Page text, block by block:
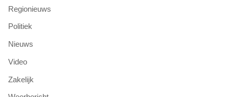
Regionieuws
Politiek
Nieuws
Video
Zakelijk